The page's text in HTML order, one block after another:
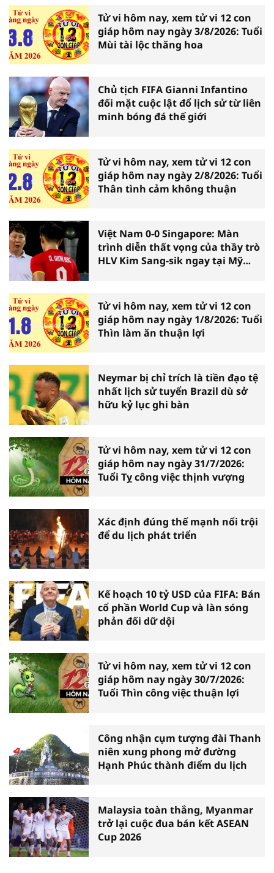
Tử vi hôm nay, xem tử vi 12 con
giáp hôm nay ngày 3/8/2026: Tuổi
Mùi tài lộc thăng hoa
Chủ tịch FIFA Gianni Infantino
đối mặt cuộc lật đổ lịch sử từ liên
minh bóng đá thế giới
Tử vi hôm nay, xem tử vi 12 con
giáp hôm nay ngày 2/8/2026: Tuổi
Thân tình cảm không thuận
Việt Nam 0-0 Singapore: Màn
trình diễn thất vọng của thầy trò
HLV Kim Sang-sik ngay tại Mỹ
Tử vi hôm nay, xem tử vi 12 con
giáp hôm nay ngày 1/8/2026: Tuổi
Thìn làm ăn thuận lợi
Neymar bị chỉ trích là tiền đạo tệ
nhất lịch sử tuyển Brazil dù sở
hữu kỷ lục ghi bàn
Tử vi hôm nay, xem tử vi 12 con
giáp hôm nay ngày 31/7/2026:
Tuổi Tỵ công việc thịnh vượng
Xác định đúng thế mạnh nổi trội
để du lịch phát triển
Kế hoạch 10 tỷ USD của FIFA: Bán
cổ phần World Cup và làn sóng
phản đối dữ dội
Tử vi hôm nay, xem tử vi 12 con
giáp hôm nay ngày 30/7/2026:
Tuổi Thìn công việc thuận lợi
Công nhận cụm tượng đài Thanh
niên xung phong mở đường
Hạnh Phúc thành điểm du lịch
Malaysia toàn thắng, Myanmar
trở lại cuộc đua bán kết ASEAN
Cup 2026